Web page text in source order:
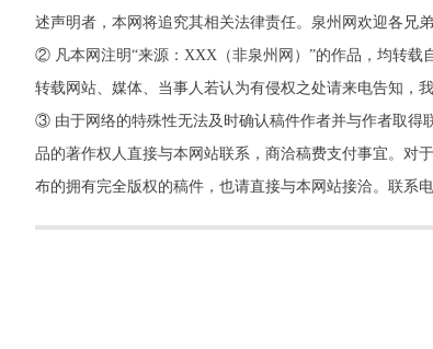
述声明者，本网将追究其相关法律责任。泉州网欢迎各兄
② 凡本网注明“来源：XXX（非泉州网）”的作品，均转载
转载网站、媒体、当事人若认为有侵权之处请来电告知，我
③ 由于网络的特殊性无法及时确认稿件作者并与作者取得
品的著作权人直接与本网站联系，商洽稿费支付事宜。对
布的拥有完全版权的稿件，也请直接与本网站接洽。联系电